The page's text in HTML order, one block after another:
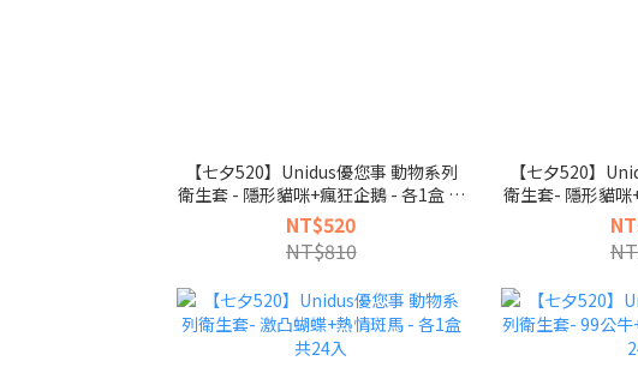
【七夕520】Unidus優您事 動物系列
衛生套 - 隱形貓咪+瘋狂企鵝 - 各1盒 共
24入
NT$520
NT$810
【七夕520】
衛生套- 隱形貓咪